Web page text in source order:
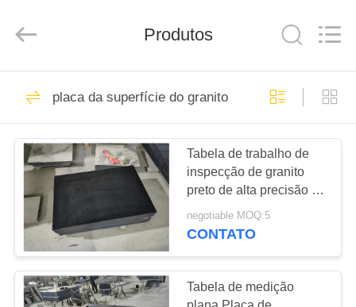
CASA
PRODUTOS
SOBRE
NÓS
EXCURSÃO
DA
Trading
Rights
Placa de superfície
da precisão
placa da superfície
153
Produtos
placa da superfície do granito
Tabela de trabalho de
inspecção de granito
preto de alta precisão de
classe 00
negotiable MOQ:5
CONTATO
Tabela de medição